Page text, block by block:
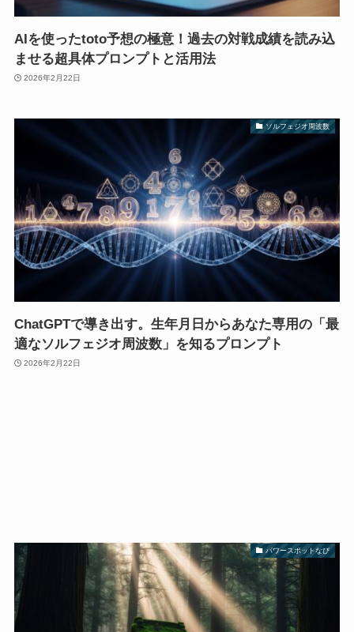
AIを使ったtoto予想の極意！過去の対戦成績を読み込
ませる超具体プロンプトと活用法
2026年2月22日
ソルフェジオ周波数
ChatGPTで導き出す。生年月日からあなた専用の「最
適なソルフェジオ周波数」を知るプロンプト
2026年2月22日
パワースポットなび